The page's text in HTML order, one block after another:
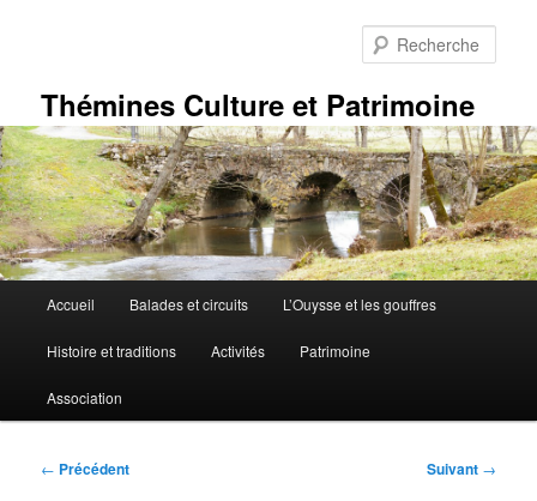
Thémines Culture et Patrimoine
principal
Accueil Balades et circuits L’Ouysse et les gouffres
Histoire et traditions Activités Patrimoine
Association
Navigation
← Précédent Suivant →